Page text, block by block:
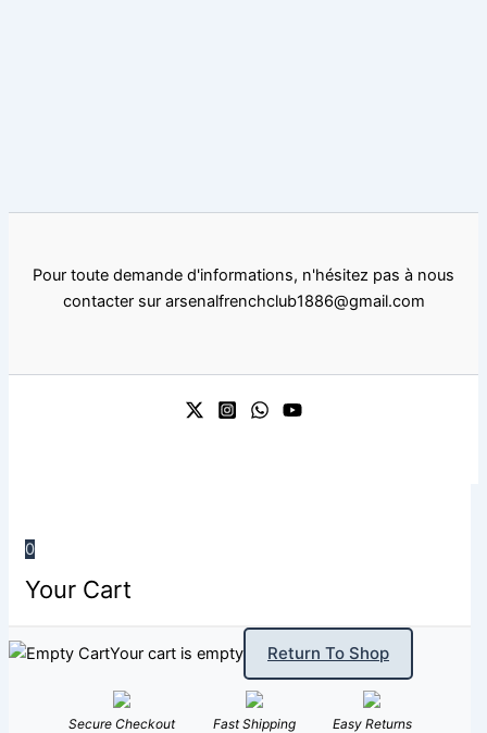
Pour toute demande d'informations, n'hésitez pas à nous
contacter sur arsenalfrenchclub1886@gmail.com
0
Your Cart
Your cart is empty Return To Shop
Secure Checkout Fast Shipping Easy Returns